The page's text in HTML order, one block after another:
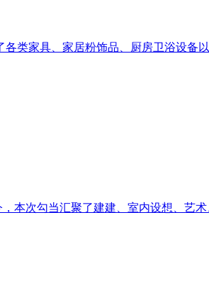
类家具、家居粉饰品、厨房卫浴设备
本次勾当汇聚了建建、室内设想、艺